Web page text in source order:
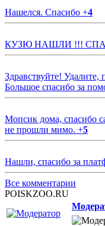
Нашелся. Спасибо +4
КУЗЮ НАШЛИ !!!
Здравствуйте! Удалите,
Большое спасибо за
Мопсик дома, спасибо
не прошли мимо. +5
Нашли, спасибо за
Все комментарии
POISKZOO.RU